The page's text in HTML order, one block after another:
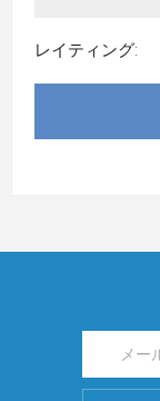
レイティング: